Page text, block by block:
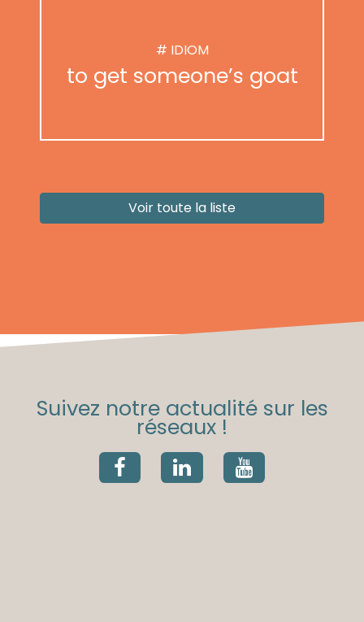
# IDIOM
to get someone’s goat
Voir toute la liste
Suivez notre actualité sur les
réseaux !